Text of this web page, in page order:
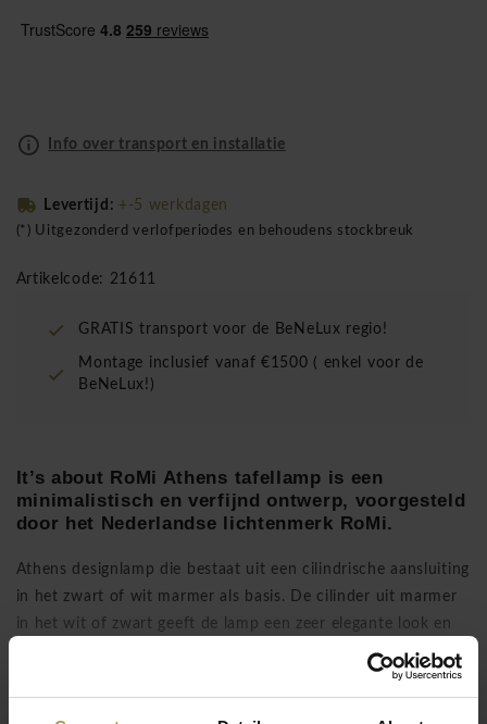
Info over transport en installatie
Levertijd: +-5 werkdagen
(*) Uitgezonderd verlofperiodes en behoudens stockbreuk
Artikelcode: 21611
GRATIS transport voor de BeNeLux regio!
Montage inclusief vanaf €1500 ( enkel voor de
BeNeLux!)
It’s about RoMi Athens tafellamp is een
minimalistisch en verfijnd ontwerp, voorgesteld
door het Nederlandse lichtenmerk RoMi.
Athens designlamp die bestaat uit een cilindrische aansluiting
in het zwart of wit marmer als basis. De cilinder uit marmer
in het wit of zwart geeft de lamp een zeer elegante look en
tijdloos design. Voeg er dan nog een design gloeilamp met
grote diameter aan toe met zichtbaar koolstoffilament voor
Lees meer